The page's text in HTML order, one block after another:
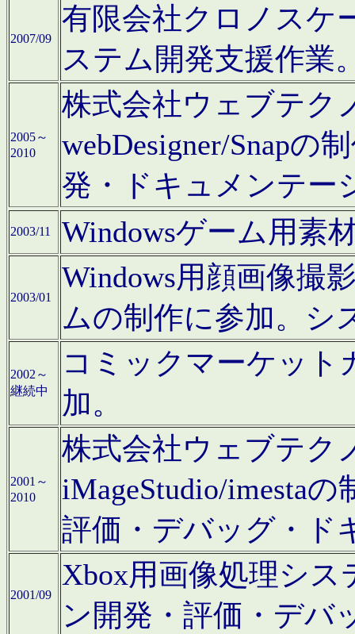
2007/09
有限会社クロノスケ
ステム開発支援作業
2005～
2010
株式会社ウェブテク
webDesigner/Snapの
発・ドキュメンテー
2003/11 Windowsゲーム用素
2003/01
Windows用顔画像撮
ムの制作に参加。シ
2002～
継続中
コミックマーケット
加。
2001～
2010
株式会社ウェブテク
iMageStudio/imesta
評価・デバッグ・ド
2001/09
Xbox用画像処理シ
ン開発・評価・デバ